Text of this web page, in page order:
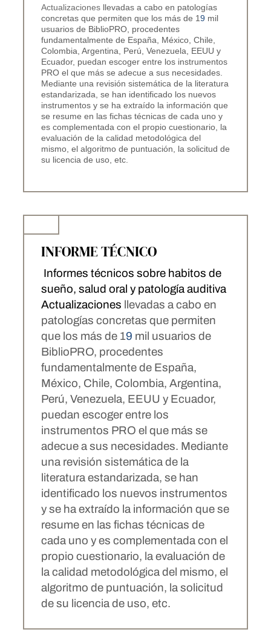
Actualizacionesllevadas a cabo en patologías
concretas que permiten que los más de 19mil
usuarios de BiblioPRO, procedentes
fundamentalmente de España, México, Chile,
Colombia, Argentina, Perú, Venezuela, EEUU y
Ecuador, puedan escoger entre los instrumentos
PRO el que más se adecue a sus necesidades.
Mediante una revisión sistemática de la literatura
estandarizada, se han identificado los nuevos
instrumentos y se ha extraído la información que
se resume en las fichas técnicas de cada uno y
es complementada con el propio cuestionario, la
evaluación de la calidad metodológica del
mismo, el algoritmo de puntuación, la solicitud de
su licencia de uso, etc.
INFORME TÉCNICO
Informes técnicos sobre habitos de
sueño, salud oral y patología auditiva
Actualizaciones llevadas a cabo en
patologías concretas que permiten
que los más de 19 mil usuarios de
BiblioPRO, procedentes
fundamentalmente de España,
México, Chile, Colombia, Argentina,
Perú, Venezuela, EEUU y Ecuador,
puedan escoger entre los
instrumentos PRO el que más se
adecue a sus necesidades. Mediante
una revisión sistemática de la
literatura estandarizada, se han
identificado los nuevos instrumentos
y se ha extraído la información que se
resume en las fichas técnicas de
cada uno y es complementada con el
propio cuestionario, la evaluación de
la calidad metodológica del mismo, el
algoritmo de puntuación, la solicitud
de su licencia de uso, etc.